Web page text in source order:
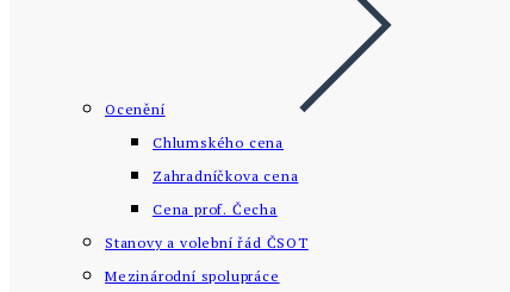
Ocenění
Chlumského cena
Zahradníčkova cena
Cena prof. Čecha
Stanovy a volební řád ČSOT
Mezinárodní spolupráce